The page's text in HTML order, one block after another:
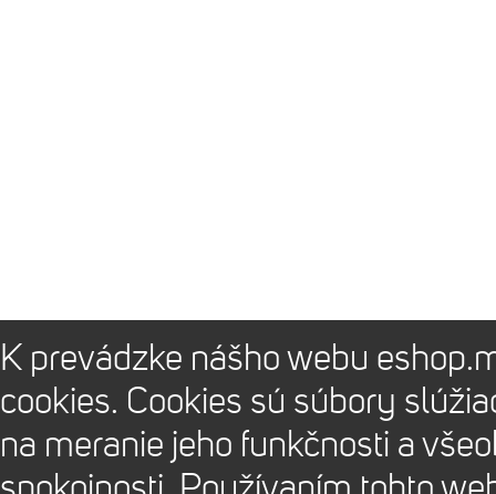
K prevádzke nášho webu
cookies. Cookies sú súbory
na meranie jeho funkčnosti a